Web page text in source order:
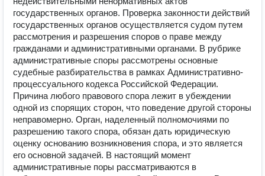
государственных органов. Проверка законности действий
государственных органов осуществляется судом путем
рассмотрения и разрешения споров о праве между
гражданами и административными органами. В рубрике
административные споры рассмотрены основные
судебные разбирательства в рамках Административно-
процессуального кодекса Российской Федерации.
Причина любого правового спора лежит в убеждении
одной из спорящих сторон, что поведение другой стороны
неправомерно. Орган, наделенный полномочиями по
разрешению такого спора, обязан дать юридическую
оценку основанию возникновения спора, и это является
его основной задачей. В настоящий момент
административные поры рассматриваются в